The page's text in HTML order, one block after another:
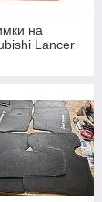
на
Lancer